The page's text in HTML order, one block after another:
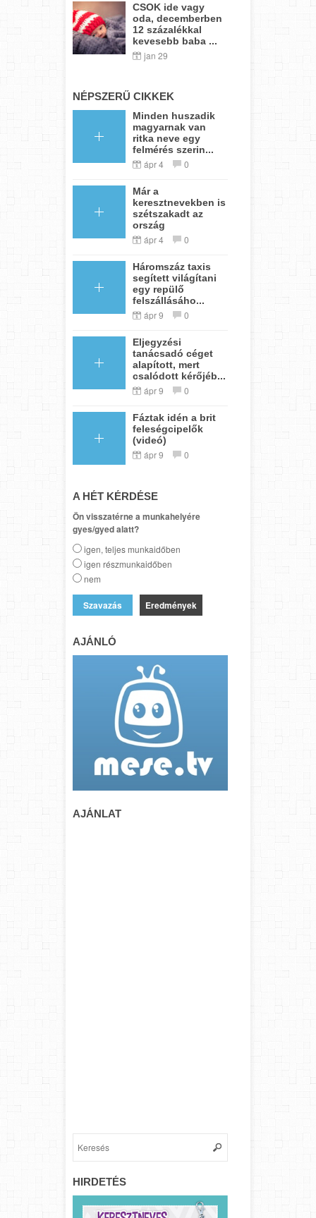
CSOK ide vagy
oda, decemberben
12 százalékkal
kevesebb baba ...
jan 29
NÉPSZERŰ CIKKEK
Minden huszadik
magyarnak van
ritka neve egy
felmérés szerin...
ápr 4 0
Már a
keresztnevekben is
szétszakadt az
ország
ápr 4 0
Háromszáz taxis
segített világítani
egy repülő
felszállásáho...
ápr 9 0
Eljegyzési
tanácsadó céget
alapított, mert
csalódott kérőjéb...
ápr 9 0
Fáztak idén a brit
feleségcipelők
(videó)
ápr 9 0
A HÉT KÉRDÉSE
Ön visszatérne a munkahelyére
gyes/gyed alatt?
igen, teljes munkaidőben
igen részmunkaidőben
nem
Eredmények
AJÁNLÓ
AJÁNLAT
HIRDETÉS